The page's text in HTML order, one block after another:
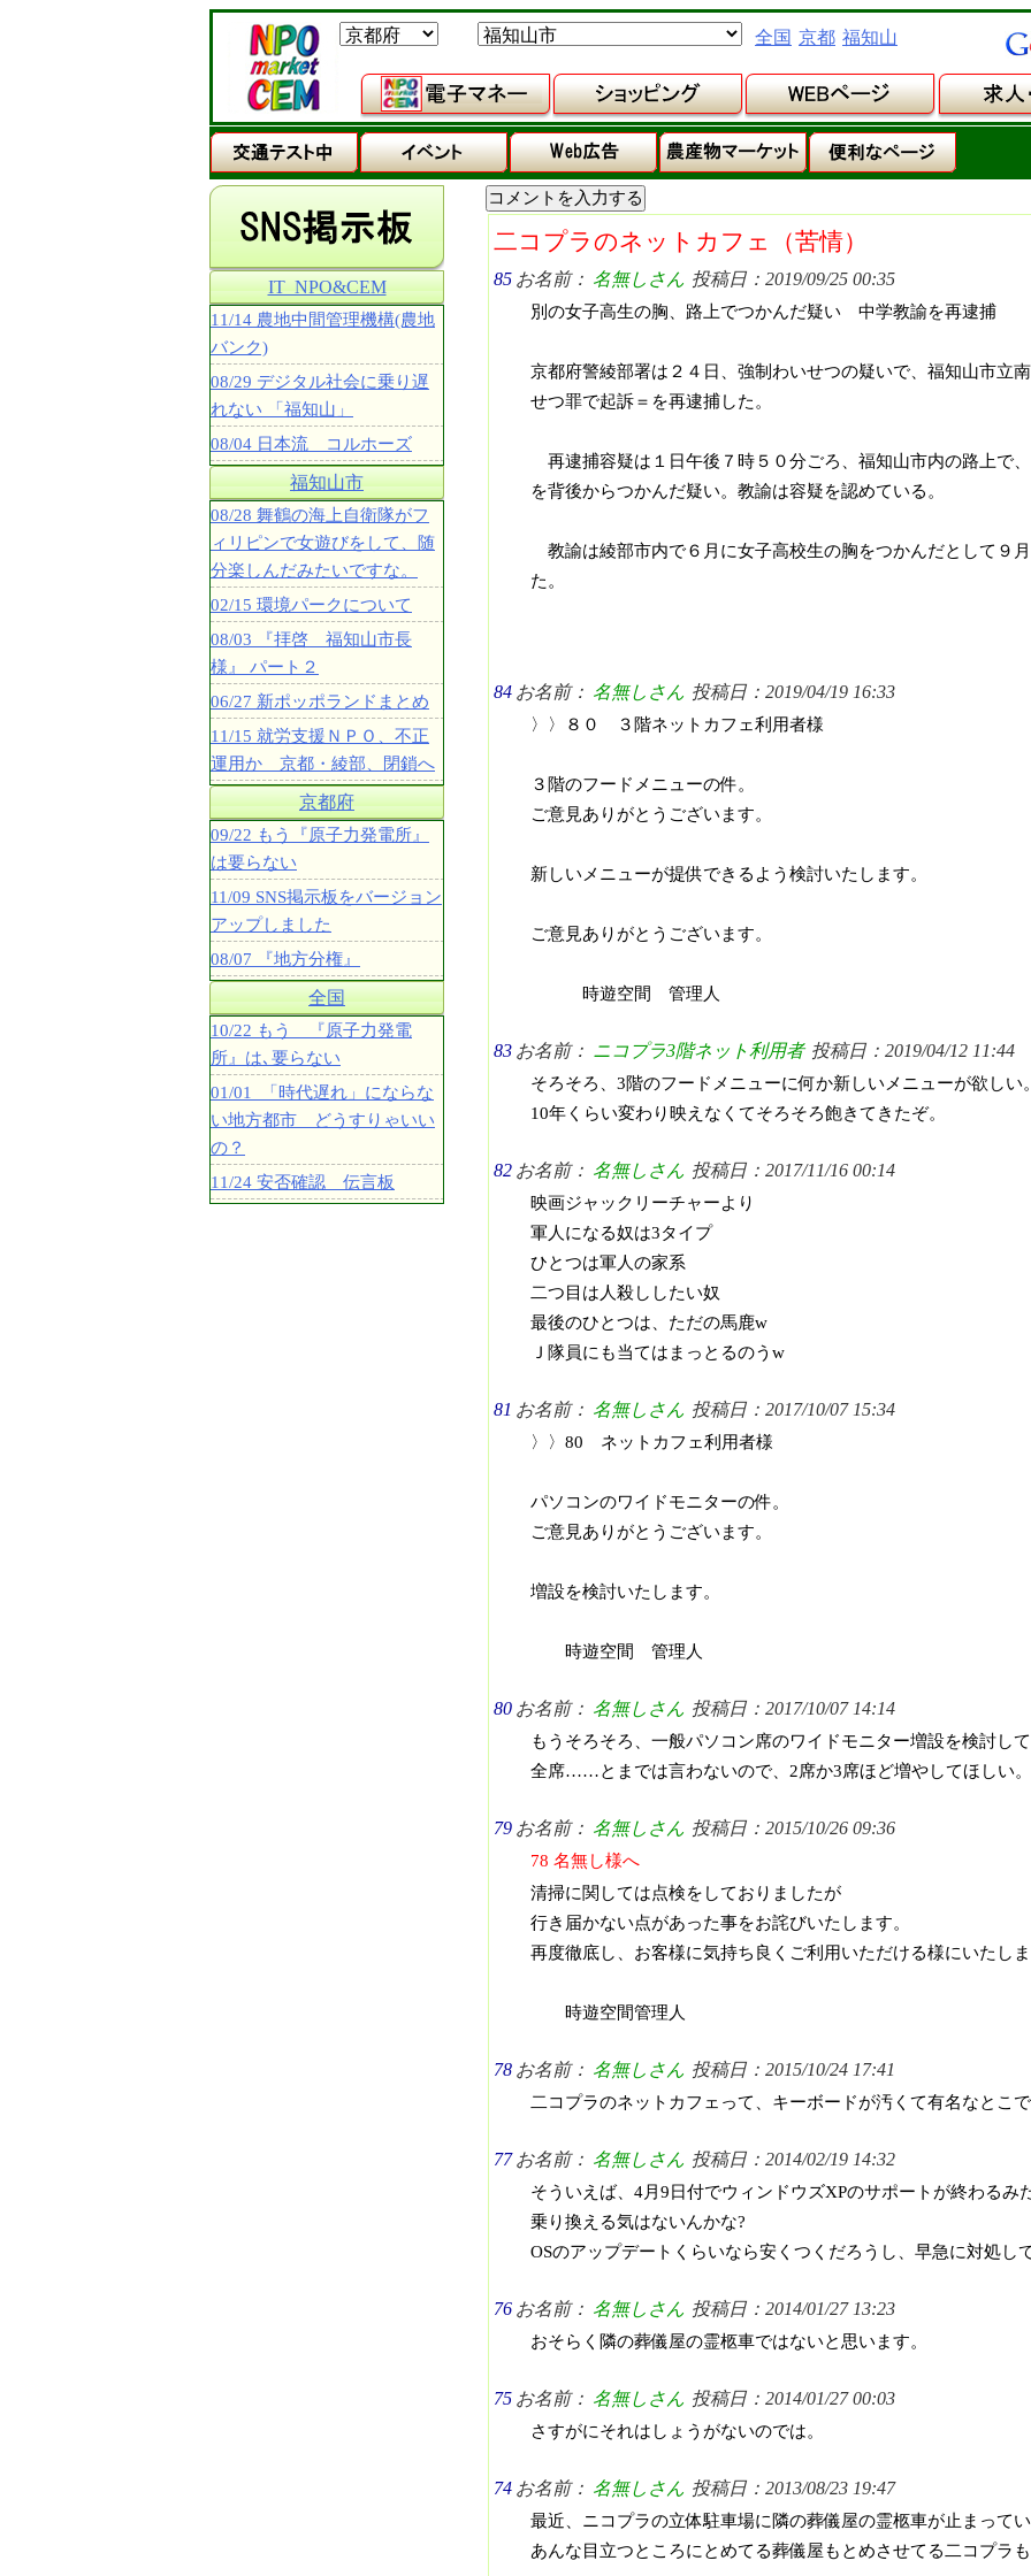
全国 京都 福知山
二コプラのネットカフェ（苦情）
85 お名前： 名無しさん 投稿日：2019/09/25 00:35
別の女子高生の胸、路上でつかんだ疑い 中学教諭を再逮捕
京都府警綾部署は２４日、強制わいせつの疑いで、福知山市立
せつ罪で起訴＝を再逮捕した。
再逮捕容疑は１日午後７時５０分ごろ、福知山市内の路上で
を背後からつかんだ疑い。教諭は容疑を認めている。
教諭は綾部市内で６月に女子高校生の胸をつかんだとして９
た。
84 お名前： 名無しさん 投稿日：2019/04/19 16:33
〉〉８０ ３階ネットカフェ利用者様
３階のフードメニューの件。
ご意見ありがとうございます。
新しいメニューが提供できるよう検討いたします。
ご意見ありがとうございます。
時遊空間 管理人
83 お名前： ニコプラ3階ネット利用者 投稿日：2019/04/12 11:44
そろそろ、3階のフードメニューに何か新しいメニューが欲しい
10年くらい変わり映えなくてそろそろ飽きてきたぞ。
82 お名前： 名無しさん 投稿日：2017/11/16 00:14
映画ジャックリーチャーより
軍人になる奴は3タイプ
ひとつは軍人の家系
二つ目は人殺ししたい奴
最後のひとつは、ただの馬鹿w
Ｊ隊員にも当てはまっとるのうw
81 お名前： 名無しさん 投稿日：2017/10/07 15:34
〉〉80 ネットカフェ利用者様
パソコンのワイドモニターの件。
ご意見ありがとうございます。
増設を検討いたします。
時遊空間 管理人
80 お名前： 名無しさん 投稿日：2017/10/07 14:14
もうそろそろ、一般パソコン席のワイドモニター増設を検討し
全席……とまでは言わないので、2席か3席ほど増やしてほしい。
79 お名前： 名無しさん 投稿日：2015/10/26 09:36
78 名無し様へ
清掃に関しては点検をしておりましたが
行き届かない点があった事をお詫びいたします。
再度徹底し、お客様に気持ち良くご利用いただける様にいたし
時遊空間管理人
78 お名前： 名無しさん 投稿日：2015/10/24 17:41
二コプラのネットカフェって、キーボードが汚くて有名なとこ
77 お名前： 名無しさん 投稿日：2014/02/19 14:32
そういえば、4月9日付でウィンドウズXPのサポートが終わるみ
乗り換える気はないんかな?
OSのアップデートくらいなら安くつくだろうし、早急に対処し
76 お名前： 名無しさん 投稿日：2014/01/27 13:23
おそらく隣の葬儀屋の霊柩車ではないと思います。
75 お名前： 名無しさん 投稿日：2014/01/27 00:03
さすがにそれはしょうがないのでは。
74 お名前： 名無しさん 投稿日：2013/08/23 19:47
最近、ニコプラの立体駐車場に隣の葬儀屋の霊柩車が止まって
あんな目立つところにとめてる葬儀屋もとめさせてる二コプラ
IT_NPO&CEM
11/14 農地中間管理機構(農地
バンク)
08/29 デジタル社会に乗り遅
れない 「福知山」
08/04 日本流 コルホーズ
福知山市
08/28 舞鶴の海上自衛隊がフ
ィリピンで女遊びをして、随
分楽しんだみたいですな。
02/15 環境パークについて
08/03 『拝啓 福知山市長
様』 パート２
06/27 新ポッポランドまとめ
11/15 就労支援ＮＰＯ、不正
運用か 京都・綾部、閉鎖へ
京都府
09/22 もう『原子力発電所』
は要らない
11/09 SNS掲示板をバージョン
アップしました
08/07 『地方分権』
全国
10/22 もう 『原子力発電
所』は､要らない
01/01 「時代遅れ」にならな
い地方都市 どうすりゃいい
の？
11/24 安否確認 伝言板